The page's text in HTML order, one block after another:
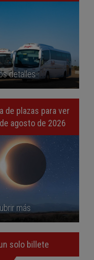
detalles
de plazas para ver
agosto de 2026
más
solo billete